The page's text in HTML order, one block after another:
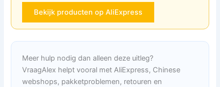
Bekijk producten op AliExpress
Meer hulp nodig dan alleen deze uitleg?
VraagAlex helpt vooral met AliExpress, Chinese
webshops, pakketproblemen, retouren en